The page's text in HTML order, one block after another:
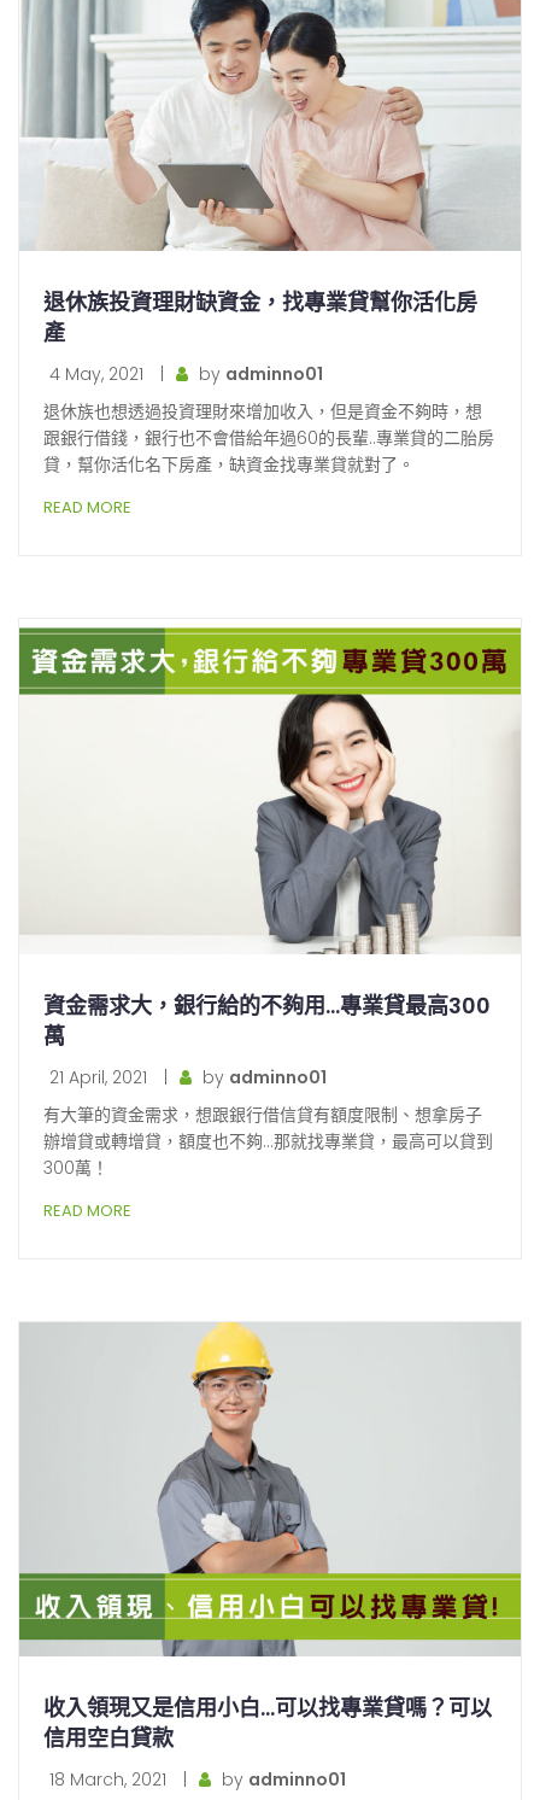
退休族投資理財缺資金，找專業貸幫你活化房
產
4 May, 2021 by adminno01
退休族也想透過投資理財來增加收入，但是資金不夠時，想
跟銀行借錢，銀行也不會借給年過60的長輩..專業貸的二胎房
貸，幫你活化名下房產，缺資金找專業貸就對了。
READ MORE
資金需求大，銀行給的不夠用…專業貸最高300
萬
21 April, 2021 | by adminno01
有大筆的資金需求，想跟銀行借信貸有額度限制、想拿房子
辦增貸或轉增貸，額度也不夠…那就找專業貸，最高可以貸到
300萬！
READ MORE
收入領現又是信用小白…可以找專業貸嗎？可以
信用空白貸款
18 March, 2021 | by adminno01